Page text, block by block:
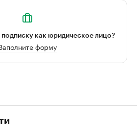
как юридическое лицо?
форму